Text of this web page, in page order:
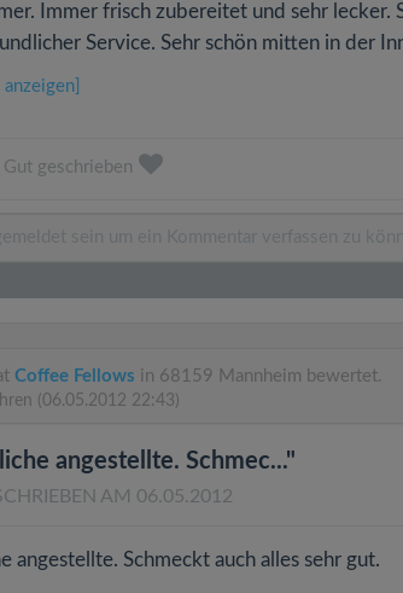
Immer frisch zubereitet und sehr
Service. Sehr schön mitten in der
Gut geschrieben
Coffee Fellows in 68159 Mannheim bewertet.
(06.05.2012 22:43)
angestellte. Schmec..."
AM 06.05.2012
angestellte. Schmeckt auch alles sehr gut.